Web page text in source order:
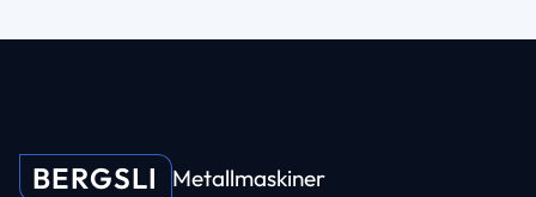
BERGSLI Metallmaskiner